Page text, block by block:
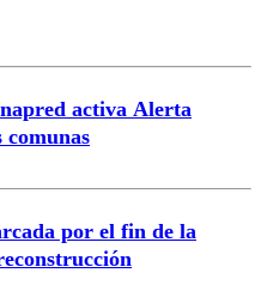
activa Alerta
comunas
por el fin de la